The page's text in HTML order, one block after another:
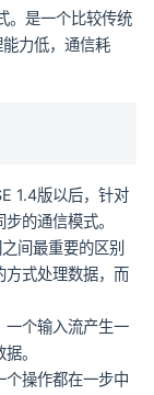
。是一个比较传统
力低，通信耗
1.4版以后，针对
的通信模式。
间最重要的区别
方式处理数据，而
一个输入流产生一
。
操作都在一步中